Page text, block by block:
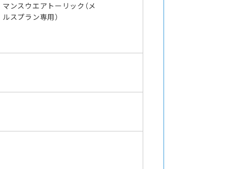
マンスウエアトーリック（メ
ルスプラン専用）